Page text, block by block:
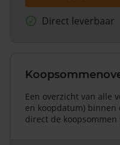
Direct leverbaar
Een overzicht van alle
en koopdatum) binnen
direct de